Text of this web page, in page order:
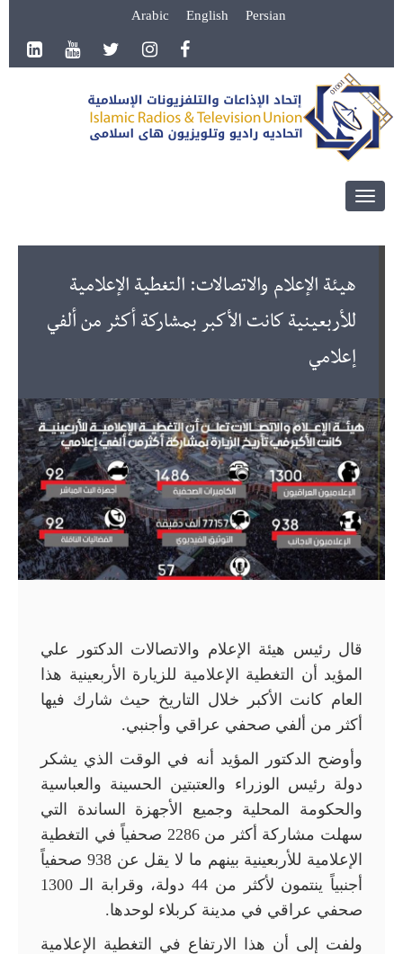
Arabic English Persian
Toggle
هيئة الإعلام والاتصالات: التغطية الإعلامية
للأربعينية كانت الأكبر بمشاركة أكثر من ألفي
إعلامي
قال رئيس هيئة الإعلام والاتصالات الدكتور علي
المؤيد أن التغطية الإعلامية للزيارة الأربعينية هذا
العام كانت الأكبر خلال التاريخ حيث شارك فيها
أكثر من ألفي صحفي عراقي وأجنبي.
وأوضح الدكتور المؤيد أنه في الوقت الذي يشكر
دولة رئيس الوزراء والعتبتين الحسينة والعباسية
والحكومة المحلية وجميع الأجهزة الساندة التي
سهلت مشاركة أكثر من 2286 صحفياً في التغطية
الإعلامية للأربعينية بينهم ما لا يقل عن 938 صحفياً
أجنبياً ينتمون لأكثر من 44 دولة، وقرابة الـ 1300
صحفي عراقي في مدينة كربلاء لوحدها.
ولفت إلى أن هذا الارتفاع في التغطية الإعلامية